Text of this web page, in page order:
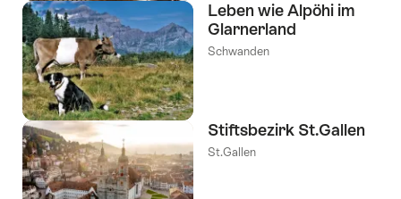
Leben wie Alpöhi im
Glarnerland
Schwanden
Stiftsbezirk St.Gallen
St.Gallen